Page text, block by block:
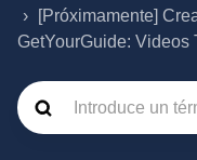
[Próximamente]
GetYourGuide: Videos